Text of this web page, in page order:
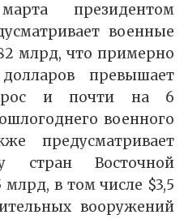
президентом
военные
млрд, что примерно
превышает
и почти на 6
военного
предусматривает
стран Восточной
в том числе $3,5
вооружений